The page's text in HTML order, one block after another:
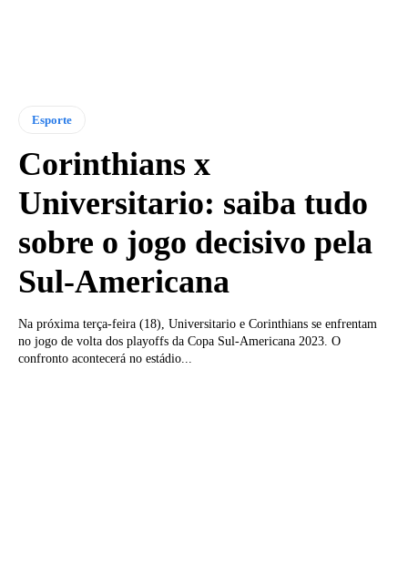
Esporte
Corinthians x
Universitario: saiba tudo
sobre o jogo decisivo pela
Sul-Americana
Na próxima terça-feira (18), Universitario e Corinthians se enfrentam
no jogo de volta dos playoffs da Copa Sul-Americana 2023. O
confronto acontecerá no estádio...